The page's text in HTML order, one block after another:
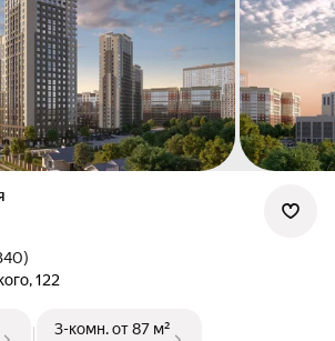
122
3-комн.от 87 м²